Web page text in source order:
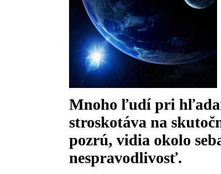
Mnoho ľudí pri
stroskotáva na
pozrú, vidia okolo
nespravodlivosť.